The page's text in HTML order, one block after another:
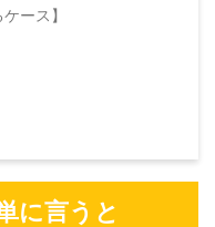
ース】
に言うと